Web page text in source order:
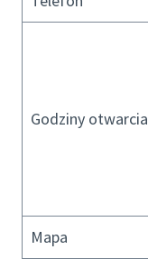
Godziny otwarcia
Mapa